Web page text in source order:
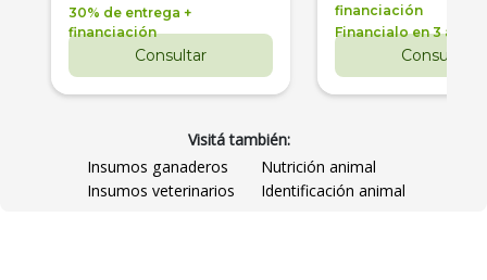
30% de entrega +
financiación
Consultar
financiación
Financialo en 3 años
Consultar
Visitá también:
Insumos ganaderos
Nutrición animal
Insumos veterinarios
Identificación animal